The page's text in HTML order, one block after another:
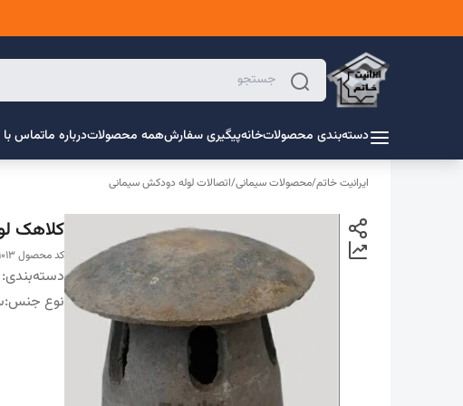
دسته‌بندی محصولاتخانهپیگیری سفارشهمه محصولاتدرباره ماتماس با
ایرانیت خاتم/محصولات سیمانی/اتصالات لوله دودکش سیمانی
کلاهک لوله
کد محصول 101031013
دسته‌بندی:
نوع جنس: